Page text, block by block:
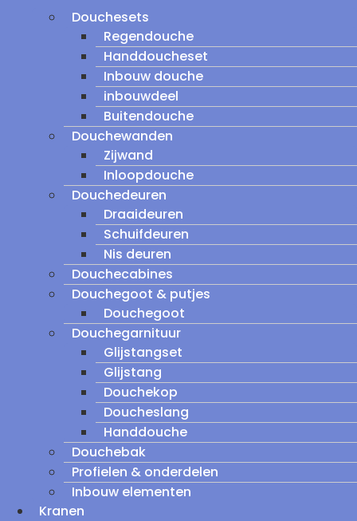
Douchesets
Regendouche
Handdoucheset
Inbouw douche
inbouwdeel
Buitendouche
Douchewanden
Zijwand
Inloopdouche
Douchedeuren
Draaideuren
Schuifdeuren
Nis deuren
Douchecabines
Douchegoot & putjes
Douchegoot
Douchegarnituur
Glijstangset
Glijstang
Douchekop
Doucheslang
Handdouche
Douchebak
Profielen & onderdelen
Inbouw elementen
Kranen